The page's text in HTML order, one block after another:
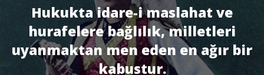
Hukukta idare-i maslahat ve
hurafelere bağlılık, milletleri
uyanmaktan men eden en ağır bir
kabustur.